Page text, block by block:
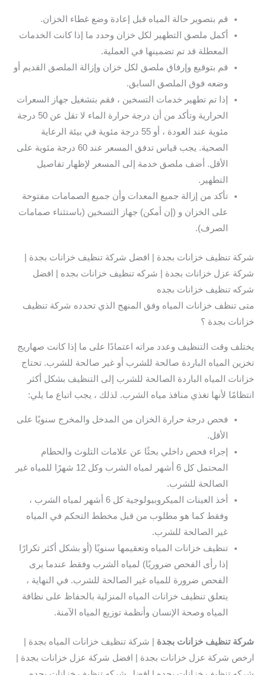
قم بتصوير حالة المياه قبل إعادة وضع غطاء الخزان.
أكمل ملصق التطهير لكل خزان وحدد ما إذا كانت الخدمات
المعطلة قد تم تضمينها في العملية.
قم بتوقيع وإرفاق ملصق لكل خزان وإزالة الملصق القديم أو
وضعه فوق الملصق السابق.
إذا تم تطهير خدمات التسخين ، فقم بتشغيل جهاز السعرات
الحرارية وتأكد من أن درجة حرارة الماء لا تقل عن 50 درجة
مئوية عند العودة ، أو 55 درجة مئوية في بيئة الرعاية
الصحية. يجب قياس تدفق المسعر عند 60 درجة مئوية على
الأقل. أضف ملصق خدمة إلى المسعر لإظهار تفاصيل
التطهير.
تأكد من إزالة جميع المعدات وأن جميع الصمامات مفتوحة
على الخزان و (إن أمكن) جهاز التسخين (باستثناء صمامات
الصرف).
شركة تنظيف خزانات بجدة | افضل شركة تنظيف خزانات بجدة |
شركة عزل خزانات بجدة | شركه تنظيف خزانات بجده | افضل
شركه تنظيف خزانات بجده
متى تنظف خزانات المياه وفق المنهج الذي تحدده شركة تنظيف
خزانات بجدة ؟
يختلف وقت التنظيف وعدد مراته اعتمادًا على ما إذا كانت صهاريج
تخزين المياه الباردة صالحة للشرب أو غير صالحة للشرب. تحتاج
خزانات المياه الباردة الصالحة للشرب إلى التنظيف بشكل أكثر
انتظامًا لأنها تغذي منافذ مياه الشرب. لذلك ، يجب اتباع ما يلي:
فحص درجة حرارة الخزان من المدخل والمخرج سنويًا على
الأقل.
إجراء فحص داخلي بحثًا عن علامات التلوث والحطام
المحتمل كل 6 أشهر لمياه الشرب وكل 12 شهرًا للمياه غير
الصالحة للشرب.
أخذ العينات الميكروبيولوجية كل 6 أشهر لمياه الشرب ،
وفقط كما هو مطلوب من قبل مخطط التحكم في المياه
غير الصالحة للشرب.
تنظيف خزانات المياه وتعقيمها سنويًا (أو بشكل أكثر تكرارًا
إذا رأى الفحص ضروريًا) لمياه الشرب وفقط عندما يرى
الفحص ضرورة للمياه غير الصالحة للشرب. في النهاية ،
يتعلق تنظيف خزانات المياه المنزلية بالحفاظ على نظافة
المياه وصحة الإنسان وأنظمة توزيع المياه الآمنة.
شركة تنظيف خزانات بجدة | شركة تنظيف خزانات المياه بجدة |
ارخص شركة عزل خزانات بجدة | افضل شركة عزل خزانات بجدة |